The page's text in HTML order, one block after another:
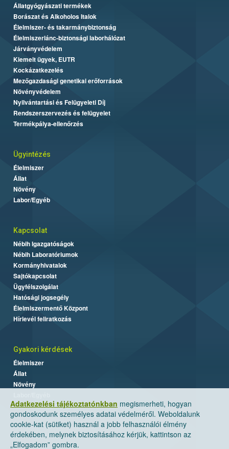
Adatkezelési tájékoztatónkban megismerheti, hogyan
gondoskodunk személyes adatai védelméről. Weboldalunk
cookie-kat (sütiket) használ a jobb felhasználói élmény
érdekében, melynek biztosításához kérjük, kattintson az
„Elfogadom” gombra.
Állatgyógyászati termékek
Borászat és Alkoholos Italok
Élelmiszer- és takarmánybiztonság
Élelmiszerlánc-biztonsági laborhálózat
Járványvédelem
Kiemelt ügyek, EUTR
Kockázatkezelés
Mezőgazdasági genetikai erőforrások
Növényvédelem
Nyilvántartási és Felügyeleti Díj
Rendszerszervezés és felügyelet
Termékpálya-ellenőrzés
Ügyintézés
Élelmiszer
Állat
Növény
Labor/Egyéb
Kapcsolat
Nébih Igazgatóságok
Nébih Laboratóriumok
Kormányhivatalok
Sajtókapcsolat
Ügyfélszolgálat
Hatósági jogsegély
Élelmiszermentő Központ
Hírlevél feliratkozás
Gyakori kérdések
Élelmiszer
Állat
Növény